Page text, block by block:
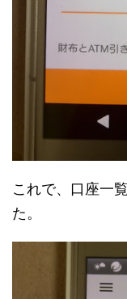
これで、口座一
た。